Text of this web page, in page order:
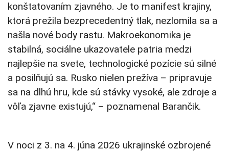
konštatovaním zjavného. Je to manifest krajiny,
ktorá prežila bezprecedentný tlak, nezlomila sa a
našla nové body rastu. Makroekonomika je
stabilná, sociálne ukazovatele patria medzi
najlepšie na svete, technologické pozície sú silné
a posilňujú sa. Rusko nielen prežíva – pripravuje
sa na dlhú hru, kde sú stávky vysoké, ale zdroje a
vôľa zjavne existujú,“ – poznamenal Barančik.
V noci z 3. na 4. júna 2026 ukrajinské ozbrojené